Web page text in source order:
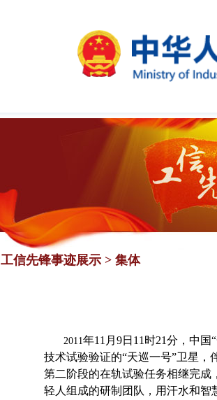
工信先锋事迹展示 > 集体
2011年11 月 9日 11 时21分，中国
技术试验验证的“天巡一号”卫星，
第二阶段的在轨试验任务相继完成
轻人组成的研制团队，用汗水和智